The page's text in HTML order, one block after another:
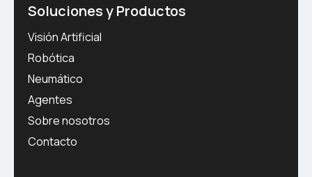
Soluciones y Productos
Visión Artificial
Robótica
Neumático
Agentes
Sobre nosotros
Contacto